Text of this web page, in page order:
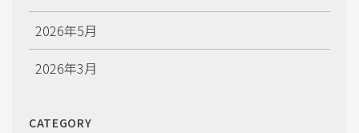
2026年5月
2026年3月
CATEGORY